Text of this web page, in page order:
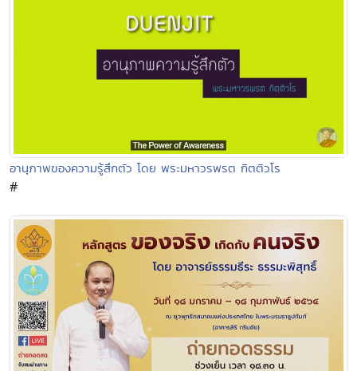
อานุภาพของความรู้สึกตัว โดย พระมหาวรพรต กิตติวโร
#